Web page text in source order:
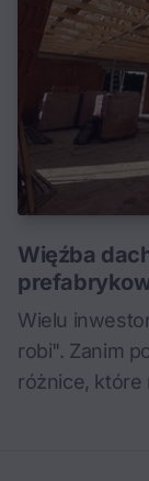
Więźba
Wielu
robi". Zanim
różnice, które